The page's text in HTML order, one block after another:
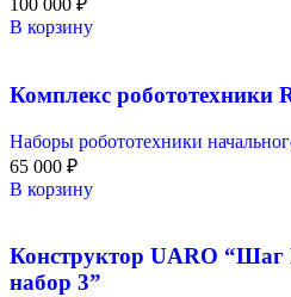
100 000 ₽
В корзину
Комплекс робототехники
Наборы робототехники
65 000 ₽
В корзину
Конструктор UARO
набор 3”